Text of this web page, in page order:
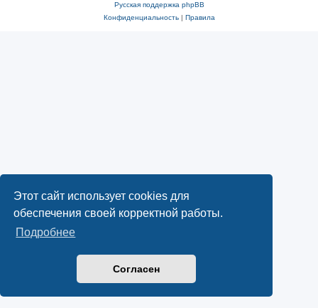
Этот сайт использует cookies для
обеспечения своей корректной работы.
Подробнее
Согласен
Русская поддержка phpBB
Конфиденциальность| Правила